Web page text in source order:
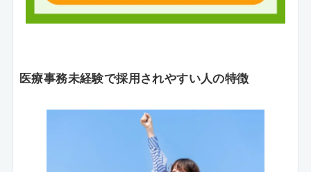
医療事務未経験で採用されやすい人の特徴